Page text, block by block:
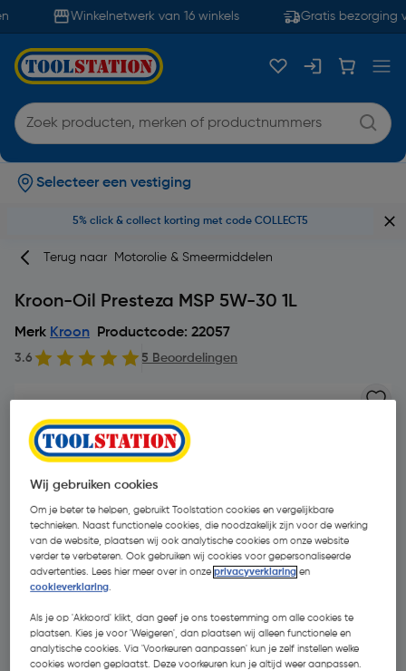
Winkelnetwerk van 16 winkels Gratis bezorging
Selecteer een vestiging
5% click & collect korting met code COLLECT5
Terug naar Motorolie & Smeermiddelen
Kroon-Oil Presteza MSP 5W-30 1L
Merk Kroon Productcode: 22057
3.6 5 Beoordelingen
Wij gebruiken cookies
Om je beter te helpen, gebruikt Toolstation cookies en vergelijkbare
technieken. Naast functionele cookies, die noodzakelijk zijn voor de werking
van de website, plaatsen wij ook analytische cookies om onze website
verder te verbeteren. Ook gebruiken wij cookies voor gepersonaliseerde
advertenties. Lees hier meer over in onzeprivacyverklaring en
cookieverklaring
Als je op 'Akkoord' klikt, dan geef je ons toestemming om alle cookies te
plaatsen. Kies je voor 'Weigeren', dan plaatsen wij alleen functionele en
analytische cookies. Via 'Voorkeuren aanpassen' kun je zelf instellen welke
cookies worden geplaatst. Deze voorkeuren kun je altijd weer aanpassen.